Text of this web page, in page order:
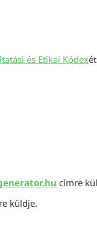
és Etikai Kódex
címre
küldje.